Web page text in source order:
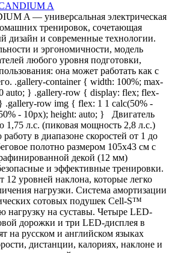
A
A — универсальная электрическая
тренировок, сочетающая
дизайн и современные технологии.
и эргономичности, модель
любого уровня подготовки,
она может работать как с
.gallery-container { width: 100%; max-
auto; } .gallery-row { display: flex; flex-
.gallery-row img { flex: 1 1 calc(50% -
- 10px); height: auto; } Двигатель
л.с. (пиковая мощность 2,8 л.с.)
в диапазоне скоростей от 1 до
полотно размером 105х43 см с
декой (12 мм)
и эффективные тренировки.
12 уровней наклона, которые легко
нагрузки. Система амортизации
сотовых подушек Cell-S™
нагрузку на суставы. Четыре LED-
дорожки и три LED-дисплея в
на русском и английском языках
дистанции, калориях, наклоне и